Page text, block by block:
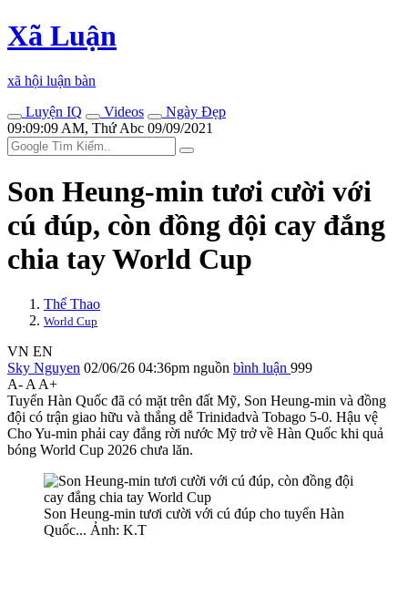
Xã Luận
xã hội luận bàn
Luyện IQ
Videos
Ngày Đẹp
09:09:09 AM, Thứ Abc 09/09/2021
Son Heung-min tươi cười với
cú đúp, còn đồng đội cay đắng
chia tay World Cup
Thể Thao
World Cup
VN EN
Sky Nguyen 02/06/26 04:36pm nguồn bình luận 999
A- A A+
Tuyển Hàn Quốc đã có mặt trên đất Mỹ, Son Heung-min và đồng
đội có trận giao hữu và thắng dễ Trinidadvà Tobago 5-0. Hậu vệ
Cho Yu-min phải cay đắng rời nước Mỹ trở về Hàn Quốc khi quả
bóng World Cup 2026 chưa lăn.
Son Heung-min tươi cười với cú đúp cho tuyển Hàn
Quốc... Ảnh: K.T